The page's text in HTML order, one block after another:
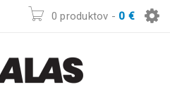
0 produktov - 0 €